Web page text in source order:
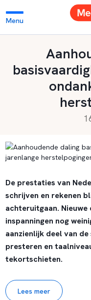
Menu
De prestaties van
schrijven en rekenen
achteruitgaan.
inspanningen nog
aanzienlijk deel van
presteren en
tekortschieten.
Lees meer